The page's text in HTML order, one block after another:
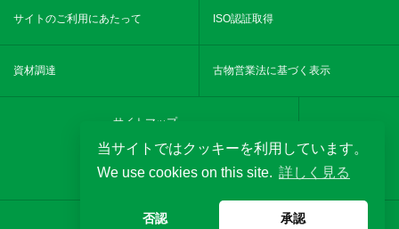
当サイトではクッキーを利用しています。
We use cookies on this site. 詳しく見る
否認 承認
サイトのご利用にあたって ISO認証取得
資材調達 古物営業法に基づく表示
サイトマップ
YouTube
MKseikochannel